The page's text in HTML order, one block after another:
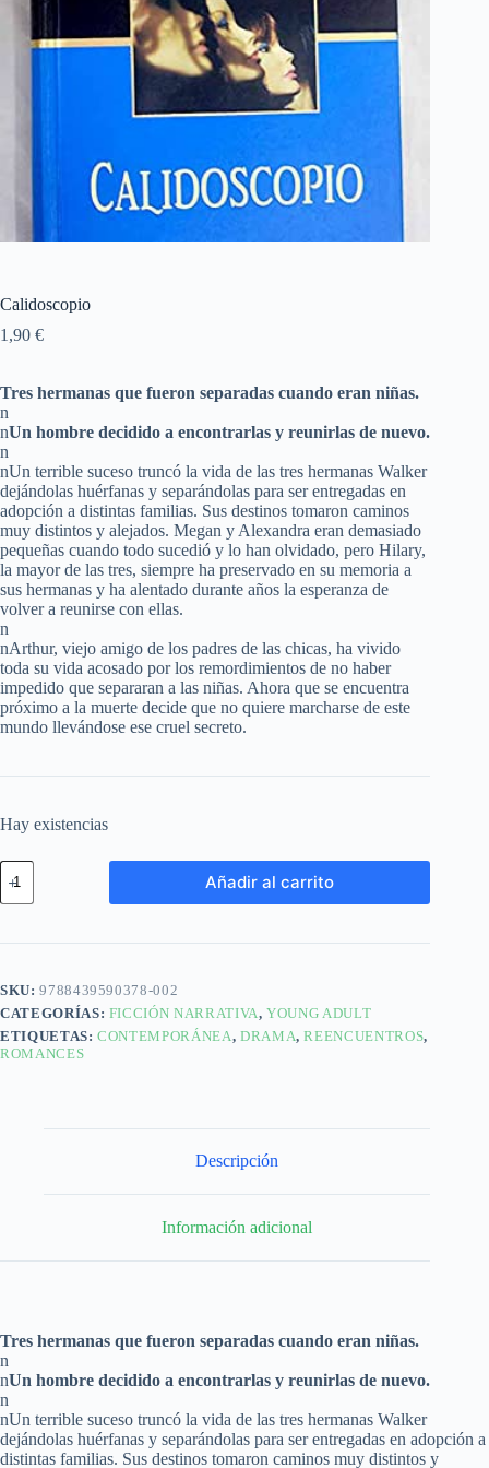
Calidoscopio
1,90 €
Tres hermanas que fueron separadas cuando eran niñas.
n
nUn hombre decidido a encontrarlas y reunirlas de nuevo.
n
nUn terrible suceso truncó la vida de las tres hermanas Walker
dejándolas huérfanas y separándolas para ser entregadas en
adopción a distintas familias. Sus destinos tomaron caminos
muy distintos y alejados. Megan y Alexandra eran demasiado
pequeñas cuando todo sucedió y lo han olvidado, pero Hilary,
la mayor de las tres, siempre ha preservado en su memoria a
sus hermanas y ha alentado durante años la esperanza de
volver a reunirse con ellas.
n
nArthur, viejo amigo de los padres de las chicas, ha vivido
toda su vida acosado por los remordimientos de no haber
impedido que separaran a las niñas. Ahora que se encuentra
próximo a la muerte decide que no quiere marcharse de este
mundo llevándose ese cruel secreto.
Hay existencias
Añadir al carrito
SKU:9788439590378-002
CATEGORÍAS: FICCIÓN NARRATIVA,YOUNG ADULT
ETIQUETAS:CONTEMPORÁNEA, DRAMA,REENCUENTROS,
ROMANCES
Descripción
Información adicional
Tres hermanas que fueron separadas cuando eran niñas.
n
nUn hombre decidido a encontrarlas y reunirlas de nuevo.
n
nUn terrible suceso truncó la vida de las tres hermanas Walker
dejándolas huérfanas y separándolas para ser entregadas en adopción a
distintas familias. Sus destinos tomaron caminos muy distintos y